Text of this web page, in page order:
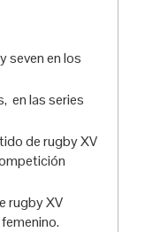
seven en los
en las series
de rugby XV
rugby XV